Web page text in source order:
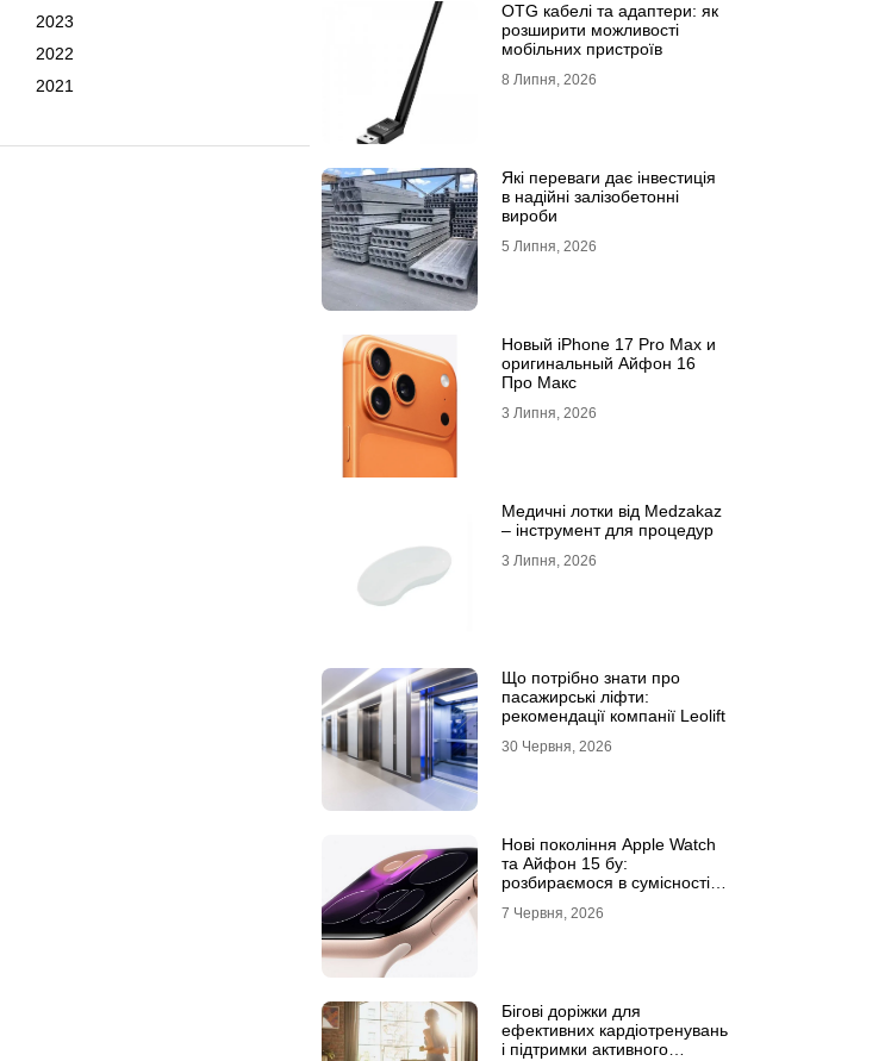
2023
2022
2021
OTG кабелі та адаптери: як
розширити можливості
мобільних пристроїв
8 Липня, 2026
Які переваги дає інвестиція
в надійні залізобетонні
вироби
5 Липня, 2026
Новый iPhone 17 Pro Max и
оригинальный Айфон 16
Про Макс
3 Липня, 2026
Медичні лотки від Medzakaz
– інструмент для процедур
3 Липня, 2026
Що потрібно знати про
пасажирські ліфти:
рекомендації компанії Leolift
30 Червня, 2026
Нові покоління Apple Watch
та Айфон 15 бу:
розбираємося в сумісності
екосистеми
7 Червня, 2026
Бігові доріжки для
ефективних кардіотренувань
і підтримки активного